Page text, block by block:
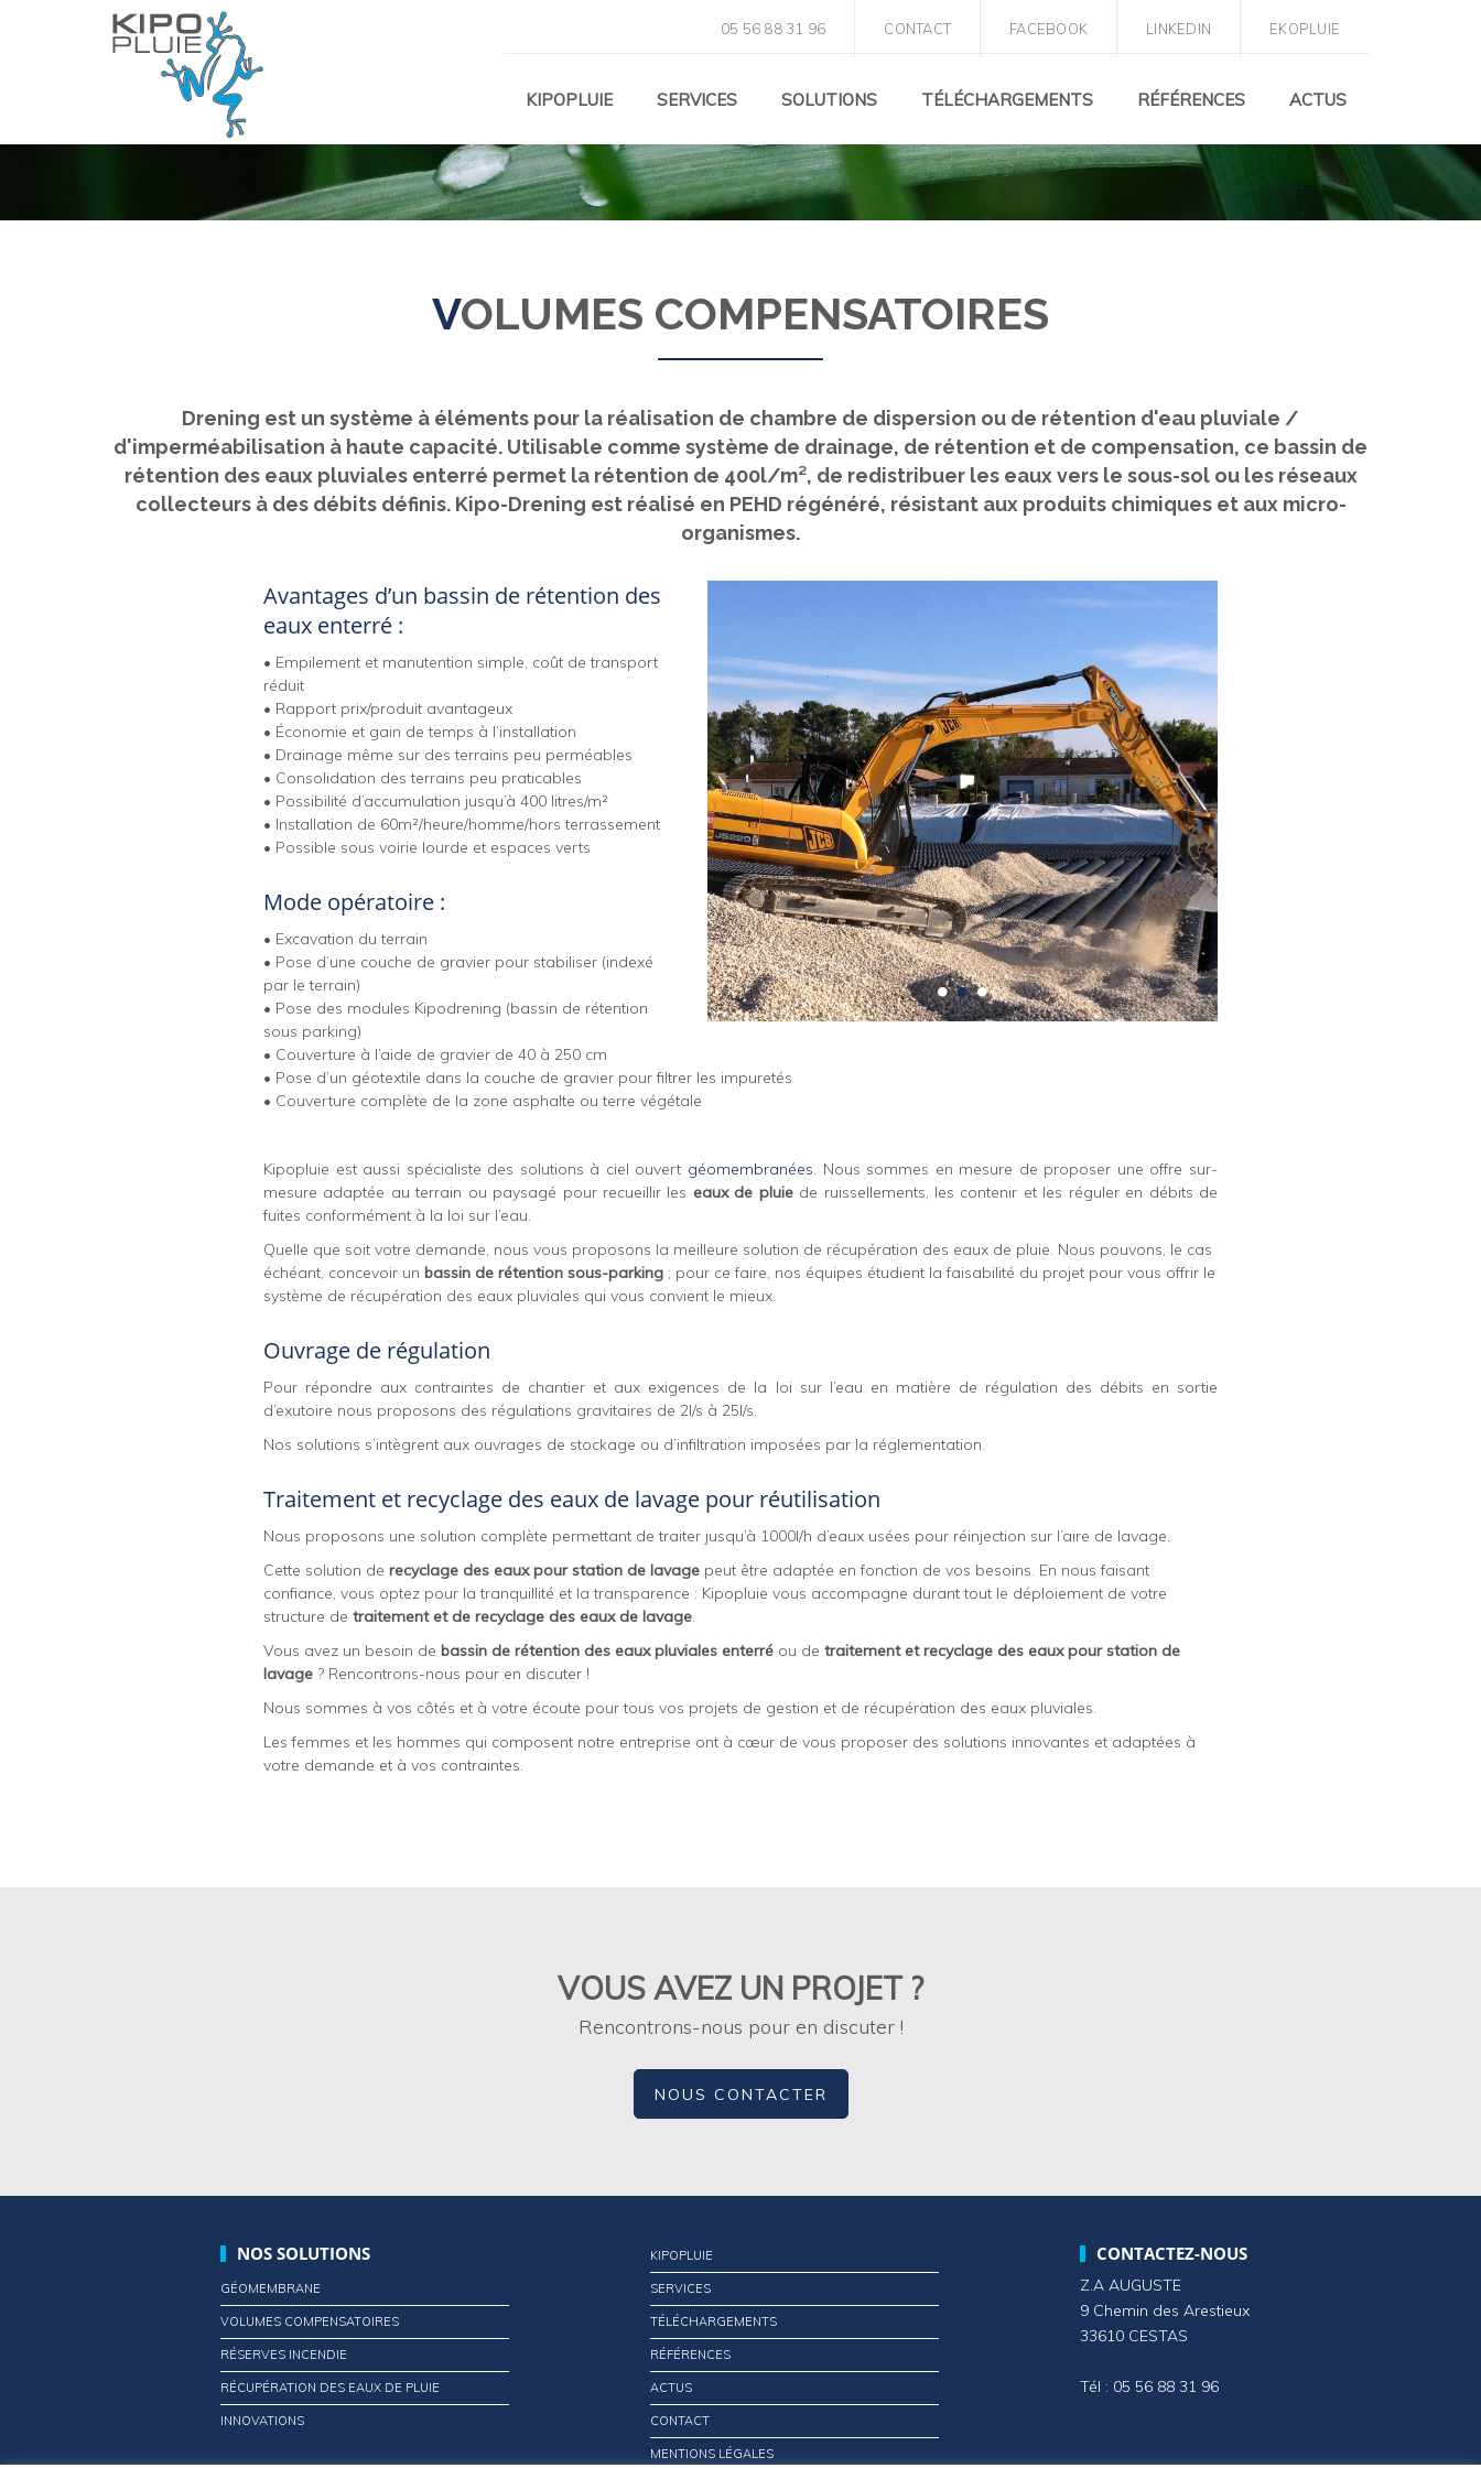
05 56 88 31 96 CONTACT FACEBOOK LINKEDIN EKOPLUIE
KIPOPLUIE SERVICES SOLUTIONS TÉLÉCHARGEMENTS RÉFÉRENCES ACTUS
MODULES DE COMPENSATION DRENING
VOLUMES COMPENSATOIRES
Drening est un système à éléments pour la réalisation de chambre de dispersion ou de rétention d'eau pluviale /
d'imperméabilisation à haute capacité. Utilisable comme système de drainage, de rétention et de compensation, ce bassin de
rétention des eaux pluviales enterré permet la rétention de 400l/m², de redistribuer les eaux vers le sous-sol ou les réseaux
collecteurs à des débits définis. Kipo-Drening est réalisé en PEHD régénéré, résistant aux produits chimiques et aux micro-
organismes.
Avantages d’un bassin de rétention des
eaux enterré :
• Empilement et manutention simple, coût de transport
réduit
• Rapport prix/produit avantageux
• Économie et gain de temps à l’installation
• Drainage même sur des terrains peu perméables
• Consolidation des terrains peu praticables
• Possibilité d’accumulation jusqu’à 400 litres/m²
• Installation de 60m²/heure/homme/hors terrassement
• Possible sous voirie lourde et espaces verts
Mode opératoire :
• Excavation du terrain
• Pose d’une couche de gravier pour stabiliser (indexé
par le terrain)
• Pose des modules Kipodrening (bassin de rétention
sous parking)
• Couverture à l’aide de gravier de 40 à 250 cm
• Pose d’un géotextile dans la couche de gravier pour filtrer les impuretés
• Couverture complète de la zone asphalte ou terre végétale
Kipopluie est aussi spécialiste des solutions à ciel ouvert géomembranées. Nous sommes en mesure de proposer une offre sur-
mesure adaptée au terrain ou paysagé pour recueillir les eaux de pluiede ruissellements, les contenir et les réguler en débits de
fuites conformément à la loi sur l’eau.
Quelle que soit votre demande, nous vous proposons la meilleure solution de récupération des eaux de pluie. Nous pouvons, le cas
échéant, concevoir un bassin de rétention sous-parking ; pour ce faire, nos équipes étudient la faisabilité du projet pour vous offrir le
système de récupération des eaux pluviales qui vous convient le mieux.
Ouvrage de régulation
Pour répondre aux contraintes de chantier et aux exigences de la loi sur l’eau en matière de régulation des débits en sortie
d’exutoire nous proposons des régulations gravitaires de 2l/s à 25l/s.
Nos solutions s’intègrent aux ouvrages de stockage ou d’infiltration imposées par la réglementation.
Traitement et recyclage des eaux de lavage pour réutilisation
Nous proposons une solution complète permettant de traiter jusqu’à 1000l/h d’eaux usées pour réinjection sur l’aire de lavage.
Cette solution de recyclage des eaux pour station de lavage peut être adaptée en fonction de vos besoins. En nous faisant
confiance, vous optez pour la tranquillité et la transparence : Kipopluie vous accompagne durant tout le déploiement de votre
structure de traitement et de recyclage des eaux de lavage.
Vous avez un besoin de bassin de rétention des eaux pluviales enterré ou de traitement et recyclage des eaux pour station de
lavage ? Rencontrons-nous pour en discuter !
Nous sommes à vos côtés et à votre écoute pour tous vos projets de gestion et de récupération des eaux pluviales.
Les femmes et les hommes qui composent notre entreprise ont à cœur de vous proposer des solutions innovantes et adaptées à
votre demande et à vos contraintes.
VOUS AVEZ UN PROJET ?
Rencontrons-nous pour en discuter !
NOUS CONTACTER
NOS SOLUTIONS
GÉOMEMBRANE
VOLUMES COMPENSATOIRES
RÉSERVES INCENDIE
RÉCUPÉRATION DES EAUX DE PLUIE
INNOVATIONS
KIPOPLUIE
SERVICES
TÉLÉCHARGEMENTS
RÉFÉRENCES
ACTUS
CONTACT
MENTIONS LÉGALES
CONTACTEZ-NOUS
Z.A AUGUSTE
9 Chemin des Arestieux
33610 CESTAS
Tél : 05 56 88 31 96